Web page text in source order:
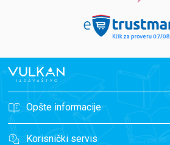
Opšte informacije
Korisnički servis